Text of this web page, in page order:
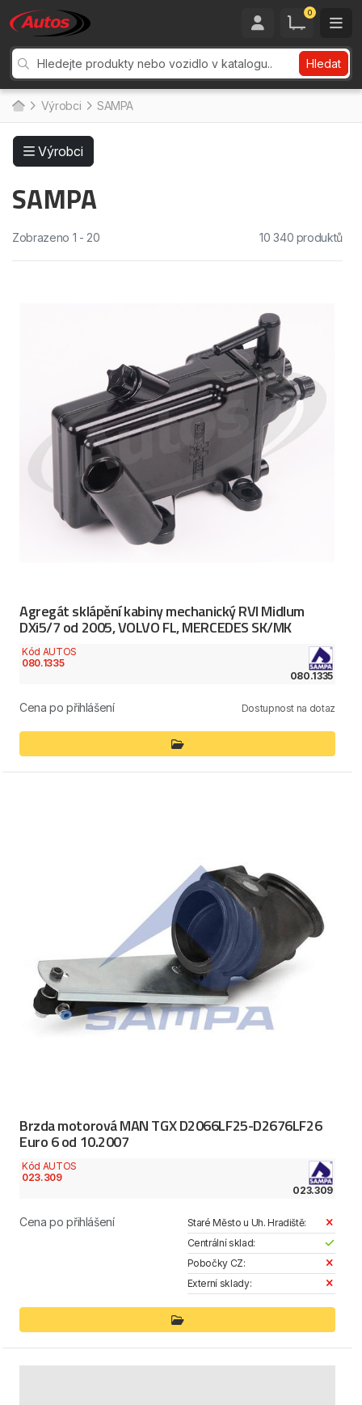
0
Hledat
Výrobci SAMPA
Výrobci
SAMPA
Zobrazeno 1 - 20 10 340 produktů
Agregát sklápění kabiny mechanický RVI Midlum
DXi5/7 od 2005, VOLVO FL, MERCEDES SK/MK
Kód AUTOS
080.1335
080.1335
Cena po přihlášení Dostupnost na dotaz
Brzda motorová MAN TGX D2066LF25-D2676LF26
Euro 6 od 10.2007
Kód AUTOS
023.309
023.309
Cena po přihlášení
Staré Město u Uh. Hradiště:
Centrální sklad:
Pobočky CZ:
Externí sklady: